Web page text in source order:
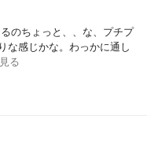
のちょっと、、な、プチプ
な感じかな。わっかに通し
る